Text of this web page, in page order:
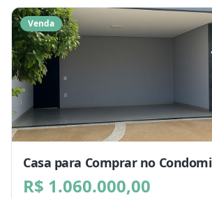
Venda
Casa para Comprar no
Franceschini, Hortolandia - SP
R$ 1.060.000,00